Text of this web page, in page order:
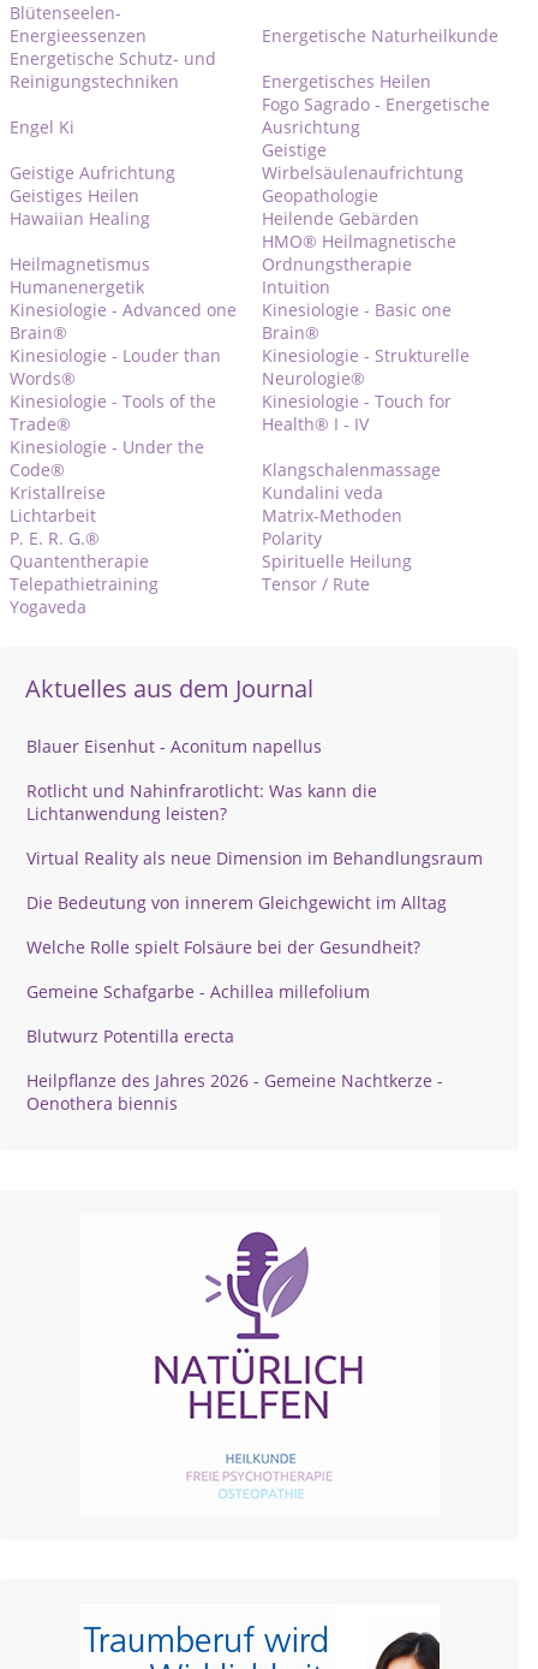
Aktuelles aus dem Journal
Blauer Eisenhut - Aconitum napellus
Rotlicht und Nahinfrarotlicht: Was kann die
Lichtanwendung leisten?
Virtual Reality als neue Dimension im Behandlungsraum
Die Bedeutung von innerem Gleichgewicht im Alltag
Welche Rolle spielt Folsäure bei der Gesundheit?
Gemeine Schafgarbe - Achillea millefolium
Blutwurz Potentilla erecta
Heilpflanze des Jahres 2026 - Gemeine Nachtkerze -
Oenothera biennis
Blütenseelen-
Energieessenzen
Energetische Naturheilkunde
Energetische Schutz- und
Reinigungstechniken
Energetisches Heilen
Engel Ki
Fogo Sagrado - Energetische
Ausrichtung
Geistige Aufrichtung
Geistige
Wirbelsäulenaufrichtung
Geistiges Heilen
Geopathologie
Hawaiian Healing
Heilende Gebärden
Heilmagnetismus
HMO® Heilmagnetische
Ordnungstherapie
Humanenergetik
Intuition
Kinesiologie - Advanced one
Brain®
Kinesiologie - Basic one
Brain®
Kinesiologie - Louder than
Words®
Kinesiologie - Strukturelle
Neurologie®
Kinesiologie - Tools of the
Trade®
Kinesiologie - Touch for
Health® I - IV
Kinesiologie - Under the
Code®
Klangschalenmassage
Kristallreise
Kundalini veda
Lichtarbeit
Matrix-Methoden
P. E. R. G.®
Polarity
Quantentherapie
Spirituelle Heilung
Telepathietraining
Tensor / Rute
Yogaveda